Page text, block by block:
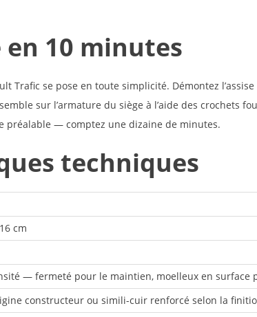
10 minutes
Trafic se pose en toute simplicité. Démontez
sur l’armature du siège à l’aide des crochets
préalable — comptez une dizaine de minutes.
techniques
cm
— fermeté pour le maintien, moelleux en surface
constructeur ou simili-cuir renforcé selon la